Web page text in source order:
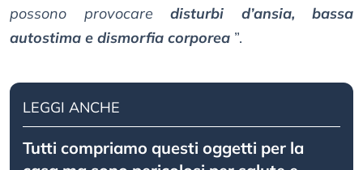
possono provocare disturbi d’ansia, bassa
autostima e dismorfia corporea ”.
LEGGI ANCHE
Tutti compriamo questi oggetti per la